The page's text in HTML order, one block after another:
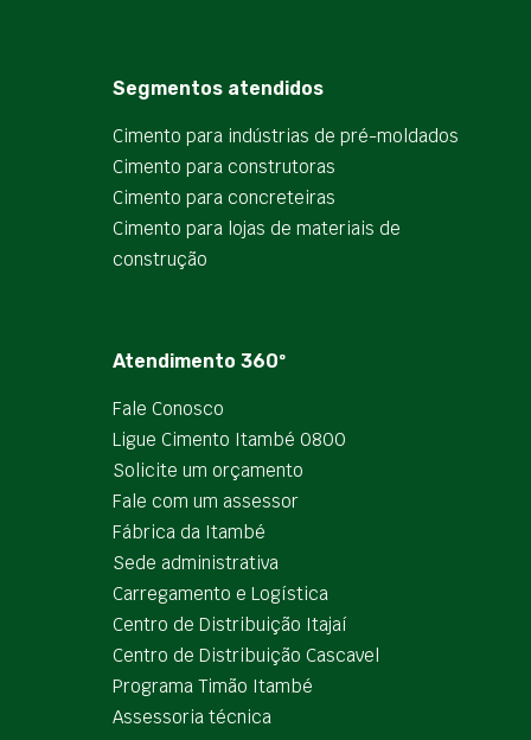
Segmentos atendidos
Cimento para indústrias de pré-moldados
Cimento para construtoras
Cimento para concreteiras
Cimento para lojas de materiais de
construção
Atendimento 360º
Fale Conosco
Ligue Cimento Itambé 0800
Solicite um orçamento
Fale com um assessor
Fábrica da Itambé
Sede administrativa
Carregamento e Logística
Centro de Distribuição Itajaí
Centro de Distribuição Cascavel
Programa Timão Itambé
Assessoria técnica